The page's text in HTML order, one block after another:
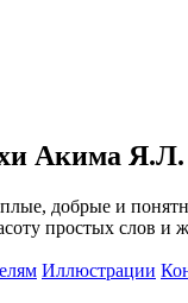
Акима Я.Л.
добрые и
простых слов и
Иллюстрации